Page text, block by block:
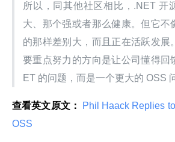
所以，同其他社区相比，.NET 开
大、那个强或者那么健康。但它不
的那样差别大，而且正在活跃发展
要重点努力的方向是让公司懂得回
ET 的问题，而是一个更大的 OSS
查看英文原文：
Phil Haack Replies
OSS